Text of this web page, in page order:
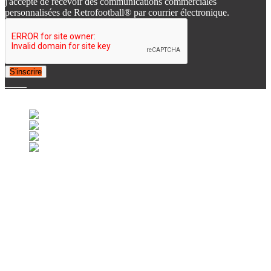
personnalisées de Retrofootball® par courrier électronique.
S'inscrire